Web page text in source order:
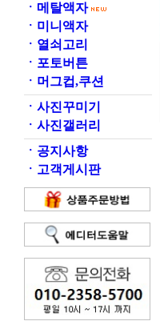
ㆍ 메탈액자
ㆍ 미니액자
ㆍ 열쇠고리
ㆍ 포토버튼
ㆍ 머그컵,쿠션
ㆍ 사진꾸미기
ㆍ 사진갤러리
ㆍ 공지사항
ㆍ 고객게시판